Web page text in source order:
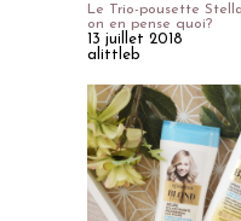
Le Trio-pousette
on en pense quoi?
13 juillet 2018
alittleb